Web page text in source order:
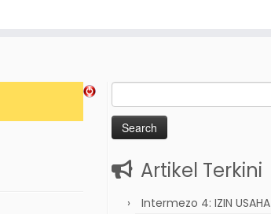
Search
for:
Artikel Terkini
Intermezo 4: IZIN USAHA